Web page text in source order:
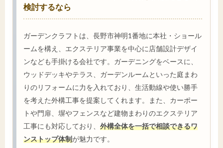
検討するなら
ガーデンクラフトは、長野市神明1番地に本社・ショール
ームを構え、エクステリア事業を中心に店舗設計デザイ
ンなども手掛ける会社です。ガーデニングをベースに、
ウッドデッキやテラス、ガーデンルームといった庭まわ
りのリフォームに力を入れており、生活動線や使い勝手
を考えた外構工事を提案してくれます。また、カーポー
トや門扉、塀やフェンスなど建物まわりのエクステリア
工事にも対応しており、 外構全体を一括で相談できるワ
ンストップ体制が魅力です。